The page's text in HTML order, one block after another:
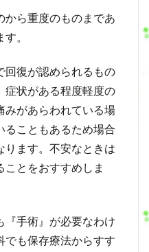
から重度のものまであ
。
回復が認められるもの
症状がある程度軽度の
みがあらわれている場
ることもあるため場合
ります。不安なときは
とをおすすめしま
『手術』が必要なわけ
でも保存療法からすす